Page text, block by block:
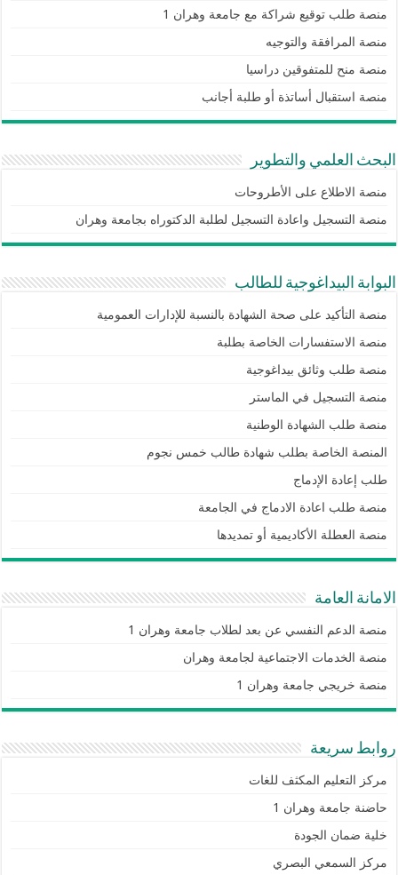
منصة طلب توقيع شراكة مع جامعة وهران 1
منصة المرافقة والتوجيه
منصة منح للمتفوقين دراسيا
منصة استقبال أساتذة أو طلبة أجانب
البحث العلمي والتطوير
منصة الاطلاع على الأطروحات
منصة التسجيل واعادة التسجيل لطلبة الدكتوراه بجامعة وهران
البوابة البيداغوجية للطالب
منصة التأكيد على صحة الشهادة بالنسبة للإدارات العمومية
منصة الاستفسارات الخاصة بطلبة
منصة طلب وثائق بيداغوجية
منصة التسجيل في الماستر
منصة طلب الشهادة الوطنية
المنصة الخاصة بطلب شهادة طالب خمس نجوم
طلب إعادة الإدماج
منصة طلب اعادة الادماج في الجامعة
منصة العطلة الأكاديمية أو تمديدها
الامانة العامة
منصة الدعم النفسي عن بعد لطلاب جامعة وهران 1
منصة الخدمات الاجتماعية لجامعة وهران
منصة خريجي جامعة وهران 1
روابط سريعة
مركز التعليم المكثف للغات
حاضنة جامعة وهران 1
خلية ضمان الجودة
مركز السمعي البصري